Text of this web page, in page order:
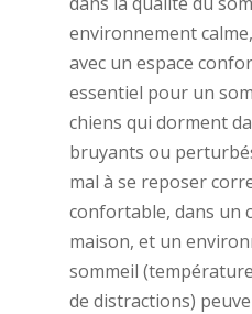
environnement
avec un espace
essentiel pour un
chiens qui dorment
bruyants ou
mal à se reposer
confortable, dans un
maison, et un
sommeil
de distractions)